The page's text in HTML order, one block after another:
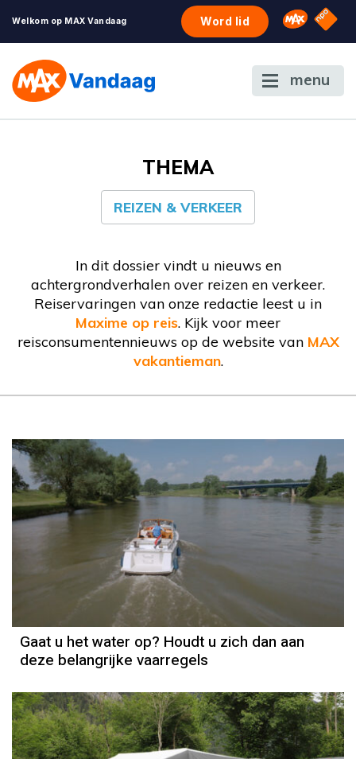
Welkom op MAX Vandaag Word lid Omroep
NPO
menu
THEMA
REIZEN & VERKEER
In dit dossier vindt u nieuws en
achtergrondverhalen over reizen en verkeer.
Reiservaringen van onze redactie leest u in
Maxime op reis. Kijk voor meer
reisconsumentennieuws op de website van MAX
vakantieman.
Gaat u het water op? Houdt u zich dan aan
deze belangrijke vaarregels